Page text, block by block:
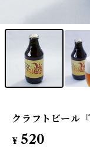
クラフトビール
¥ 520